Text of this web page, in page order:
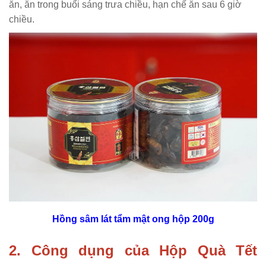
ăn, ăn trong buổi sáng trưa chiều, hạn chế ăn sau 6 giờ
chiều.
Hồng sâm lát tẩm mật ong hộp 200g
2. Công dụng của Hộp Quà Tết